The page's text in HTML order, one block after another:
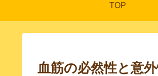
TOP
血筋の必然性と意